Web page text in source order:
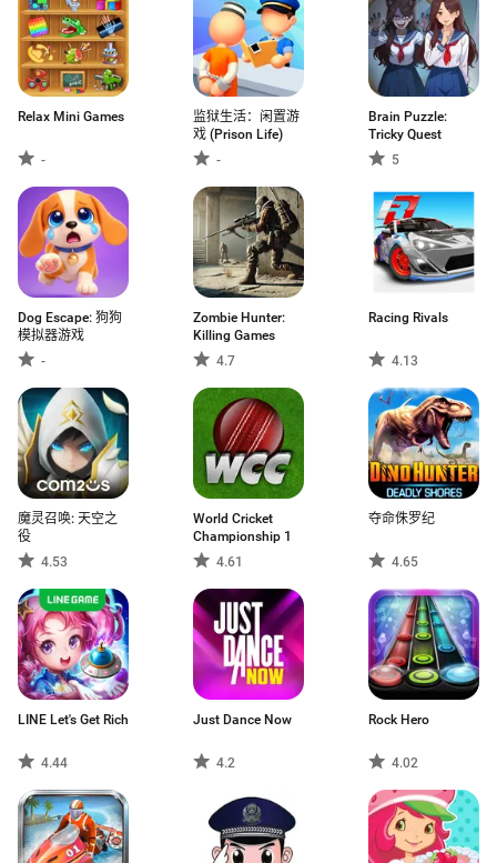
Relax Mini Games
-
监狱生活：闲置游
戏 (Prison Life)
-
Brain Puzzle:
Tricky Quest
5
Dog Escape: 狗狗
模拟器游戏
-
Zombie Hunter:
Killing Games
4.7
Racing Rivals
4.13
魔灵召唤: 天空之
役
4.53
World Cricket
Championship 1
4.61
夺命侏罗纪
4.65
LINE Let's Get Rich
4.44
Just Dance Now
4.2
Rock Hero
4.02